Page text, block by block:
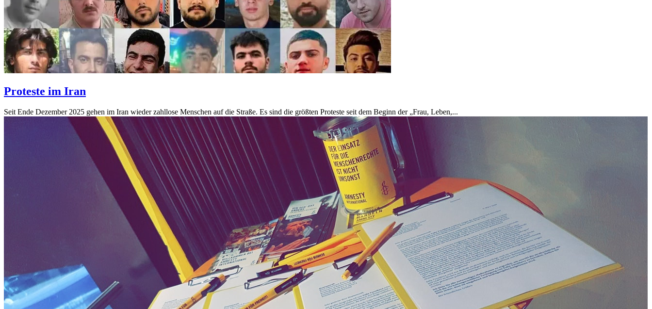
Proteste im Iran
Seit Ende Dezember 2025 gehen im Iran wieder zahllose Menschen auf die Straße. Es sind die größten Proteste seit dem Beginn der „Frau, Leben,...